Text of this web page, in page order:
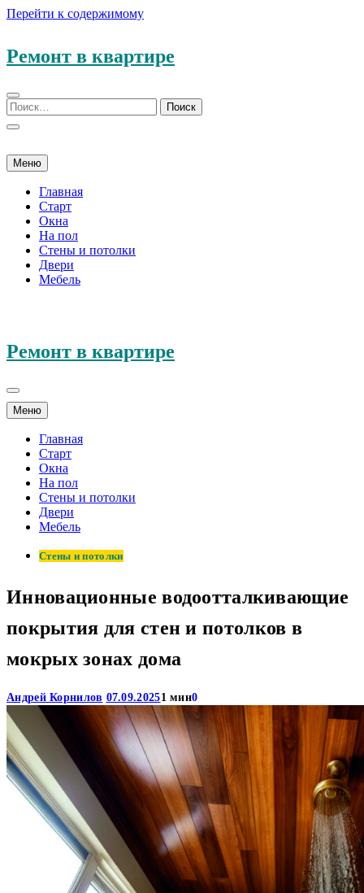
Перейти к содержимому
Ремонт в квартире
Меню
Главная
Старт
Окна
На пол
Стены и потолки
Двери
Мебель
Ремонт в квартире
Меню
Главная
Старт
Окна
На пол
Стены и потолки
Двери
Мебель
Стены и потолки
Инновационные водоотталкивающие
покрытия для стен и потолков в
мокрых зонах дома
Андрей Корнилов 07.09.20251 мин0